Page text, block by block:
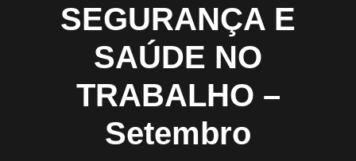
SEGURANÇA E
SAÚDE NO
TRABALHO –
Setembro